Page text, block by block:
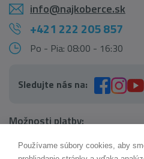
info@najkoberce.sk
+421 222 205 857
Po - Pia: 08:00 - 16:30
Sledujte nás na:
Možnosti platby:
AI pomocník Maxík
Používame súbory cookies, aby